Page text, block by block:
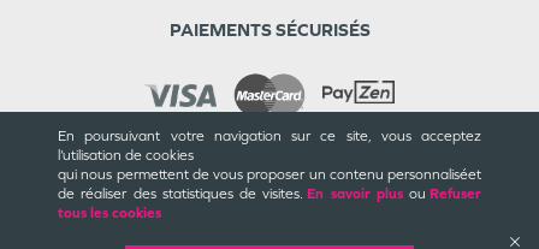
En poursuivant votre navigation sur ce site, vous acceptez
l’utilisation de cookies
qui nous permettent de vous proposer un contenu personnaliséet
de réaliser des statistiques de visites. En savoir plusou Refuser
tous les cookies
CGU / CGV
PAIEMENTS SÉCURISÉS